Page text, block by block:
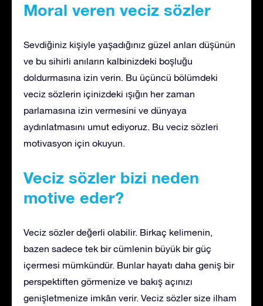
Moral veren veciz sözler
Sevdiğiniz kişiyle yaşadığınız güzel anları düşünün
ve bu sihirli anıların kalbinizdeki boşluğu
doldurmasına izin verin. Bu üçüncü bölümdeki
veciz sözlerin içinizdeki ışığın her zaman
parlamasına izin vermesini ve dünyaya
aydınlatmasını umut ediyoruz. Bu veciz sözleri
motivasyon için okuyun.
Veciz sözler bizi neden
motive eder?
Veciz sözler değerli olabilir. Birkaç kelimenin,
bazen sadece tek bir cümlenin büyük bir güç
içermesi mümkündür. Bunlar hayatı daha geniş bir
perspektiften görmenize ve bakış açınızı
genişletmenize imkân verir. Veciz sözler size ilham